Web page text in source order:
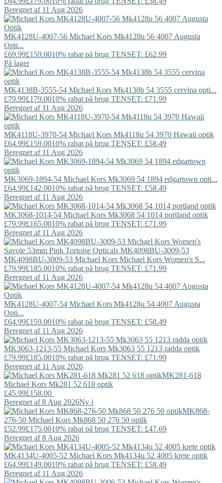
Beregnet af 11 Aug 2026
MK4128U-4007-56 Michael Kors Mk4128u 56 4007 Augusta
Opti...
£69.99£159.0010% rabat på brug TENSET: £62.99
På lager
MK4138B-3555-54 Michael Kors Mk4138b 54 3555 cervina opti...
£79.99£179.0010% rabat på brug TENSET: £71.99
Beregnet af 11 Aug 2026
MK4118U-3970-54 Michael Kors Mk4118u 54 3970 Hawaii optik
£64.99£159.0010% rabat på brug TENSET: £58.49
Beregnet af 11 Aug 2026
MK3069-1894-54 Michael Kors Mk3069 54 1894 edgartown opti...
£64.99£142.0010% rabat på brug TENSET: £58.49
Beregnet af 11 Aug 2026
MK3068-1014-54 Michael Kors Mk3068 54 1014 portland optik
£79.99£165.0010% rabat på brug TENSET: £71.99
Beregnet af 11 Aug 2026
MK4098BU-3009-53 Michael Kors Michael Kors Women's S...
£79.99£185.0010% rabat på brug TENSET: £71.99
Beregnet af 11 Aug 2026
MK4128U-4007-54 Michael Kors Mk4128u 54 4007 Augusta
Opti...
£64.99£159.0010% rabat på brug TENSET: £58.49
Beregnet af 11 Aug 2026
MK3063-1213-55 Michael Kors Mk3063 55 1213 radda optik
£79.99£185.0010% rabat på brug TENSET: £71.99
Beregnet af 11 Aug 2026
MK281-618
Michael Kors Mk281 52 618 optik
£45.99£158.00
Beregnet af 8 Aug 2026Ny i
MK868-
276-50 Michael Kors Mk868 50 276 50 optik
£52.99£175.0010% rabat på brug TENSET: £47.69
Beregnet af 8 Aug 2026
MK4134U-4005-52 Michael Kors Mk4134u 52 4005 krete optik
£64.99£149.0010% rabat på brug TENSET: £58.49
Beregnet af 11 Aug 2026